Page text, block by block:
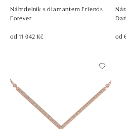
Náhrdelník s diamantem Friends
Forever
od 11 042 Kč od